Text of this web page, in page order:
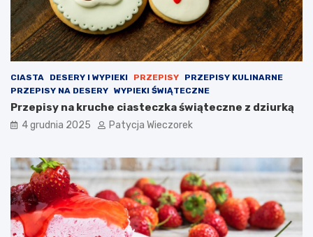
CIASTA DESERY I WYPIEKI PRZEPISY
PRZEPISY KULINARNE
PRZEPISY NA DESERY WYPIEKI ŚWIĄTECZNE
Przepisy na kruche ciasteczka świąteczne z dziurką
4 grudnia 2025 Patycja Wieczorek